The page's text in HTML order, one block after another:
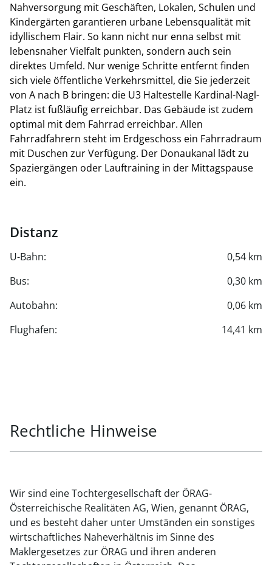
Aktuell stehen im Gebäude bis zu 150 (E-)Stellplätze
zur Verfügung (1 Stellplatz / 80,00 m² angemieteter
Gesamtmietfläche inkl. anteiliger Nebenfläche),
zusätzlich können bis zu 70 weitere Stellplätze im
benachbarten Gebäude angemietet werden. Die
Kosten für die Stellplätze betragen:
150,00 € (zzgl. USt. sowie noch nicht definierter Strom-
und Ladesäulenbetreiberkosten) pro Stellplatz im
eigenen Gebäude
150,00 € (zzgl. USt.) pro Stellplatz im eigenen Gebäude
125,00 € (zzgl. USt.) pro Stellplatz im Nachbargebäude
Nahversorgung mit Geschäften, Lokalen, Schulen und
Kindergärten garantieren urbane Lebensqualität mit
idyllischem Flair. So kann nicht nur enna selbst mit
lebensnaher Vielfalt punkten, sondern auch sein
direktes Umfeld. Nur wenige Schritte entfernt finden
sich viele öffentliche Verkehrsmittel, die Sie jederzeit
von A nach B bringen: die U3 Haltestelle Kardinal-Nagl-
Platz ist fußläufig erreichbar. Das Gebäude ist zudem
optimal mit dem Fahrrad erreichbar. Allen
Fahrradfahrern steht im Erdgeschoss ein Fahrradraum
mit Duschen zur Verfügung. Der Donaukanal lädt zu
Spaziergängen oder Lauftraining in der Mittagspause
ein.
Distanz
U-Bahn:
0,54 km
Bus:
0,30 km
Autobahn:
0,06 km
Flughafen:
14,41 km
Rechtliche Hinweise
Wir sind eine Tochtergesellschaft der ÖRAG-
Österreichische Realitäten AG, Wien, genannt ÖRAG,
und es besteht daher unter Umständen ein sonstiges
wirtschaftliches Naheverhältnis im Sinne des
Maklergesetzes zur ÖRAG und ihren anderen